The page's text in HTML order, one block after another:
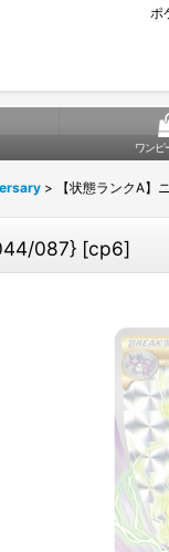
ポ
ワンピ
> 【状態ランクA
087} [cp6]